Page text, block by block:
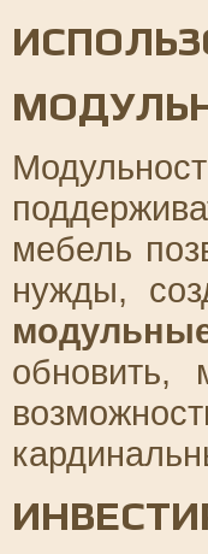
мебель
нужды,